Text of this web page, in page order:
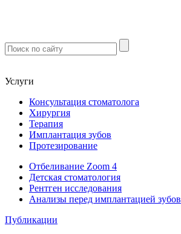
Услуги
Консультация стоматолога
Хирургия
Терапия
Имплантация зубов
Протезирование
Отбеливание Zoom 4
Детская стоматология
Рентген исследования
Анализы перед имплантацией зубов
Публикации